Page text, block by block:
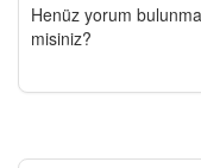
Henüz yorum
misiniz?